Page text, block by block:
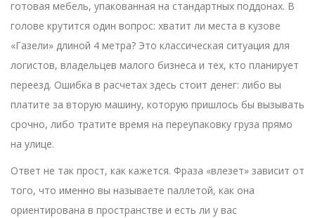
готовая мебель, упакованная на стандартных поддонах. В
голове крутится один вопрос: хватит ли места в кузове
«Газели» длиной 4 метра? Это классическая ситуация для
логистов, владельцев малого бизнеса и тех, кто планирует
переезд. Ошибка в расчетах здесь стоит денег: либо вы
платите за вторую машину, которую пришлось бы вызывать
срочно, либо тратите время на переупаковку груза прямо
на улице.
Ответ не так прост, как кажется. Фраза «влезет» зависит от
того, что именно вы называете паллетой, как она
ориентирована в пространстве и есть ли у вас